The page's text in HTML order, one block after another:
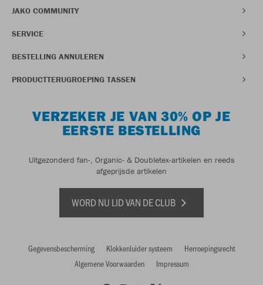
JAKO COMMUNITY
SERVICE
BESTELLING ANNULEREN
PRODUCTTERUGROEPING TASSEN
VERZEKER JE VAN 30% OP JE
EERSTE BESTELLING
Uitgezonderd fan-, Organic- & Doubletex-artikelen en reeds
afgeprijsde artikelen
WORD NU LID VAN DE CLUB
Gegevensbescherming Klokkenluider systeem
Herroepingsrecht
Algemene Voorwaarden
Impressum